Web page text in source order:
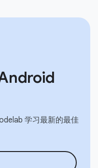
学习最新的最佳